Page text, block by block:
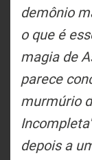
demônio
o que é
magia de
parece
murmúrio
depois a